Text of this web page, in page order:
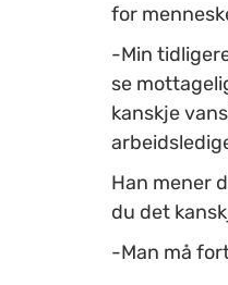
for
-Min
se
kanskje
Han mener
du det
-Man må